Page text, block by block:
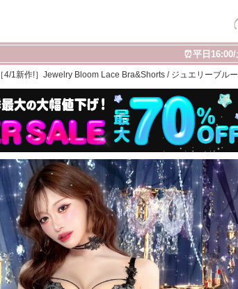
⏰平日
［4/1新作!］Jewelry Bloom Lace Bra&Shorts / ジュエリーブル